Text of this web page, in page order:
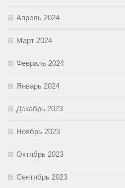
Апрель 2024
Март 2024
Февраль 2024
Январь 2024
Декабрь 2023
Ноябрь 2023
Октябрь 2023
Сентябрь 2023